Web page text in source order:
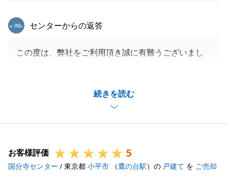
続きを読む
東急リバブル
センターからの返答
この度は、弊社をご利用頂き誠に有難うございまし
後まで弊社にお任せいただき誠にありがとうございま
今後も何かございましたらいつでもご連絡くださいま
何卒宜しくお願い申し上げます。
お客様評価 5
国分寺センター / 東京都 小平市 （鷹の台駅）の 戸建て を ご売却